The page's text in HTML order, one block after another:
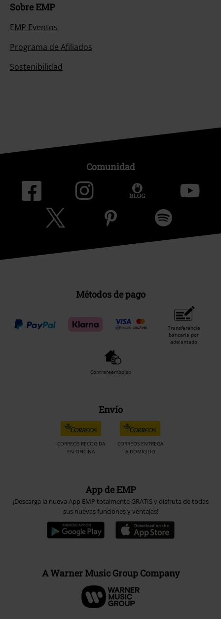
Sobre EMP
EMP Eventos
Programa de Afiliados
Sostenibilidad
Comunidad
Métodos de pago
Transferencia
bancaria por
adelantado
Contrareembolso
Envío
CORREOS RECOGIDA
EN OFICINA
CORREOS ENTREGA
A DOMICILIO
App de EMP
¡Descarga la nueva App EMP totalmente GRATIS y disfruta de todas
sus nuevas funciones y ventajas!
A Warner Music Group Company